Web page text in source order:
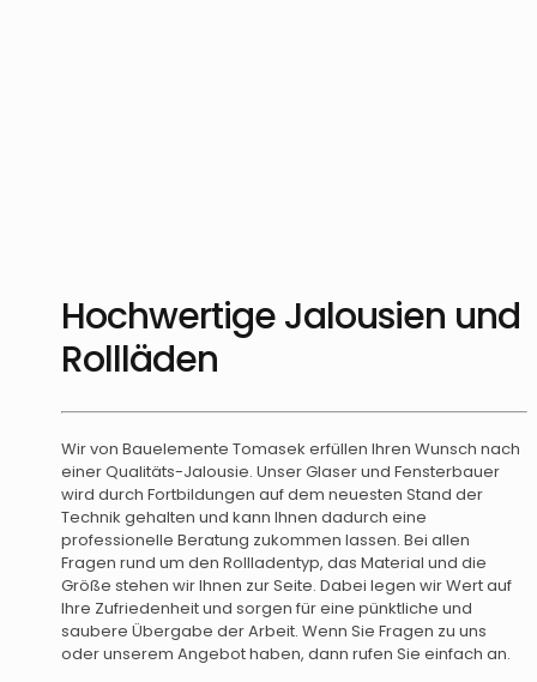
Hochwertige Jalousien und
Rollläden
Wir von Bauelemente Tomasek erfüllen Ihren Wunsch nach
einer Qualitäts-Jalousie. Unser Glaser und Fensterbauer
wird durch Fortbildungen auf dem neuesten Stand der
Technik gehalten und kann Ihnen dadurch eine
professionelle Beratung zukommen lassen. Bei allen
Fragen rund um den Rollladentyp, das Material und die
Größe stehen wir Ihnen zur Seite. Dabei legen wir Wert auf
Ihre Zufriedenheit und sorgen für eine pünktliche und
saubere Übergabe der Arbeit. Wenn Sie Fragen zu uns
oder unserem Angebot haben, dann rufen Sie einfach an.